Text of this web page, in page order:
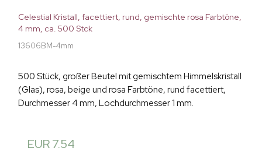
Celestial Kristall, facettiert, rund, gemischte rosa Farbtöne,
4 mm, ca. 500 Stck
13606BM-4mm
500 Stück, großer Beutel mit gemischtem Himmelskristall
(Glas), rosa, beige und rosa Farbtöne, rund facettiert,
Durchmesser 4 mm, Lochdurchmesser 1 mm.
EUR 7,54